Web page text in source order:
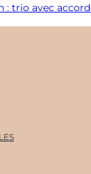
: trio avec